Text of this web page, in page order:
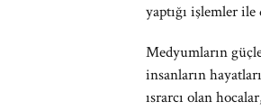
yaptığı işlemler
Medyumların
insanların
ısrarcı olan